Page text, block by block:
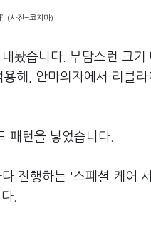
(사진=코지마)
놨습니다. 부담스런 크기
해, 안마의자에서 리클라
패턴을 넣었습니다.
진행하는 '스페셜 케어
.